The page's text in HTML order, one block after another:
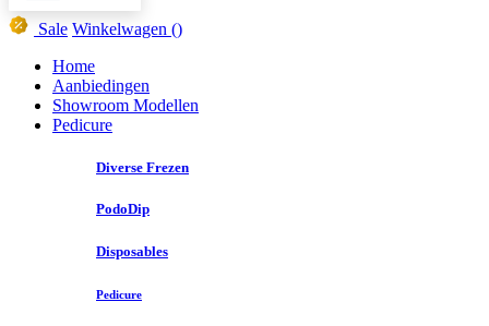
Sale Winkelwagen ()
Home
Aanbiedingen
Showroom Modellen
Pedicure
Diverse Frezen
PodoDip
Disposables
Pedicure